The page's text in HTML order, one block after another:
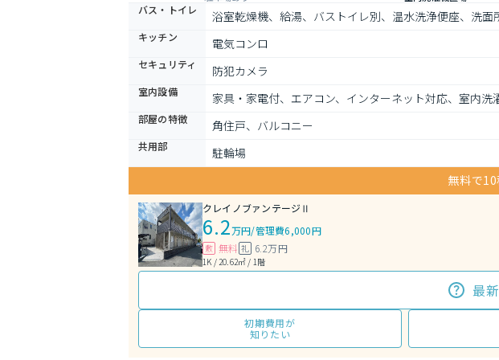
バス・トイレ 浴室乾燥機、給湯、バストイレ別、温水洗浄便座、洗面
キッチン 電気コンロ
セキュリティ 防犯カメラ
室内設備 家具・家電付、エアコン、インターネット対応、室内洗
部屋の特徴 角住戸、バルコニー
共用部
駐輪場
無料で
クレイノブァンテージⅡ
6.2万円/管理費6,000円
敷 無料 礼 6.2万円
1K / 20.62㎡ / 1階
最
初期費用が
知りたい